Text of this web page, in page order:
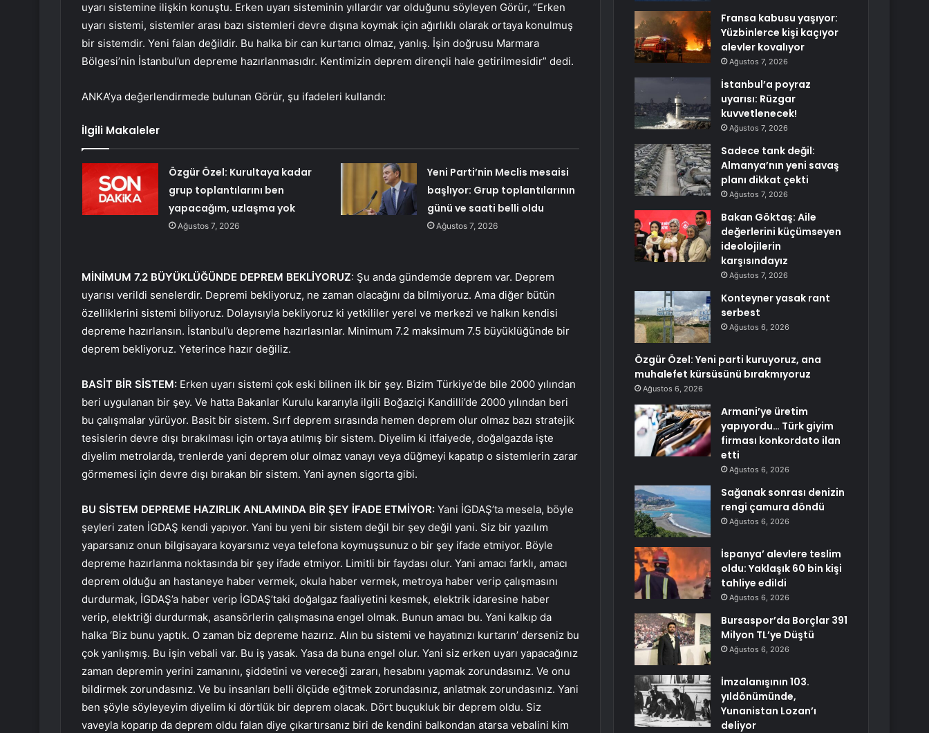
uyarı sistemine ilişkin konuştu. Erken uyarı sisteminin yıllardır var olduğunu söyleyen Görür, “Erken
uyarı sistemi, sistemler arası bazı sistemleri devre dışına koymak için ağırlıklı olarak ortaya konulmuş
bir sistemdir. Yeni falan değildir. Bu halka bir can kurtarıcı olmaz, yanlış. İşin doğrusu Marmara
Bölgesi’nin İstanbul’un depreme hazırlanmasıdır. Kentimizin deprem dirençli hale getirilmesidir” dedi.
ANKA’ya değerlendirmede bulunan Görür, şu ifadeleri kullandı:
İlgili Makaleler
Özgür Özel: Kurultaya kadar
grup toplantılarını ben
yapacağım, uzlaşma yok
Ağustos 7, 2026
Yeni Parti’nin Meclis mesaisi
başlıyor: Grup toplantılarının
günü ve saati belli oldu
Ağustos 7, 2026
MİNİMUM 7.2 BÜYÜKLÜĞÜNDE DEPREM BEKLİYORUZ: Şu anda gündemde deprem var. Deprem
uyarısı verildi senelerdir. Depremi bekliyoruz, ne zaman olacağını da bilmiyoruz. Ama diğer bütün
özelliklerini sistemi biliyoruz. Dolayısıyla bekliyoruz ki yetkililer yerel ve merkezi ve halkın kendisi
depreme hazırlansın. İstanbul’u depreme hazırlasınlar. Minimum 7.2 maksimum 7.5 büyüklüğünde bir
deprem bekliyoruz. Yeterince hazır değiliz.
BASİT BİR SİSTEM: Erken uyarı sistemi çok eski bilinen ilk bir şey. Bizim Türkiye’de bile 2000 yılından
beri uygulanan bir şey. Ve hatta Bakanlar Kurulu kararıyla ilgili Boğaziçi Kandilli’de 2000 yılından beri
bu çalışmalar yürüyor. Basit bir sistem. Sırf deprem sırasında hemen deprem olur olmaz bazı stratejik
tesislerin devre dışı bırakılması için ortaya atılmış bir sistem. Diyelim ki itfaiyede, doğalgazda işte
diyelim metrolarda, trenlerde yani deprem olur olmaz vanayı veya düğmeyi kapatıp o sistemlerin zarar
görmemesi için devre dışı bırakan bir sistem. Yani aynen sigorta gibi.
BU SİSTEM DEPREME HAZIRLIK ANLAMINDA BİR ŞEY İFADE ETMİYOR: Yani İGDAŞ’ta mesela, böyle
şeyleri zaten İGDAŞ kendi yapıyor. Yani bu yeni bir sistem değil bir şey değil yani. Siz bir yazılım
yaparsanız onun bilgisayara koyarsınız veya telefona koymuşsunuz o bir şey ifade etmiyor. Böyle
depreme hazırlanma noktasında bir şey ifade etmiyor. Limitli bir faydası olur. Yani amacı farklı, amacı
deprem olduğu an hastaneye haber vermek, okula haber vermek, metroya haber verip çalışmasını
durdurmak, İGDAŞ’a haber verip İGDAŞ’taki doğalgaz faaliyetini kesmek, elektrik idaresine haber
verip, elektriği durdurmak, asansörlerin çalışmasına engel olmak. Bunun amacı bu. Yani kalkıp da
halka ‘Biz bunu yaptık. O zaman biz depreme hazırız. Alın bu sistemi ve hayatınızı kurtarın’ derseniz bu
çok yanlışmış. Bu işin vebali var. Bu iş yasak. Yasa da buna engel olur. Yani siz erken uyarı yapacağınız
zaman depremin yerini zamanını, şiddetini ve vereceği zararı, hesabını yapmak zorundasınız. Ve onu
bildirmek zorundasınız. Ve bu insanları belli ölçüde eğitmek zorundasınız, anlatmak zorundasınız. Yani
ben şöyle söyleyeyim diyelim ki dörtlük bir deprem olacak. Dört buçukluk bir deprem oldu. Siz
vaveyla koparıp da deprem oldu falan diye çıkartırsanız biri de kendini balkondan atarsa vebalini kim
Fransa kabusu yaşıyor:
Yüzbinlerce kişi kaçıyor
alevler kovalıyor
Ağustos 7, 2026
İstanbul’a poyraz
uyarısı: Rüzgar
kuvvetlenecek!
Ağustos 7, 2026
Sadece tank değil:
Almanya’nın yeni savaş
planı dikkat çekti
Ağustos 7, 2026
Bakan Göktaş: Aile
değerlerini küçümseyen
ideolojilerin
karşısındayız
Ağustos 7, 2026
Konteyner yasak rant
serbest
Ağustos 6, 2026
Özgür Özel: Yeni parti kuruyoruz, ana
muhalefet kürsüsünü bırakmıyoruz
Ağustos 6, 2026
Armani’ye üretim
yapıyordu… Türk giyim
firması konkordato ilan
etti
Ağustos 6, 2026
Sağanak sonrası denizin
rengi çamura döndü
Ağustos 6, 2026
İspanya’ alevlere teslim
oldu: Yaklaşık 60 bin kişi
tahliye edildi
Ağustos 6, 2026
Bursaspor’da Borçlar 391
Milyon TL’ye Düştü
Ağustos 6, 2026
İmzalanışının 103.
yıldönümünde,
Yunanistan Lozan’ı
deliyor